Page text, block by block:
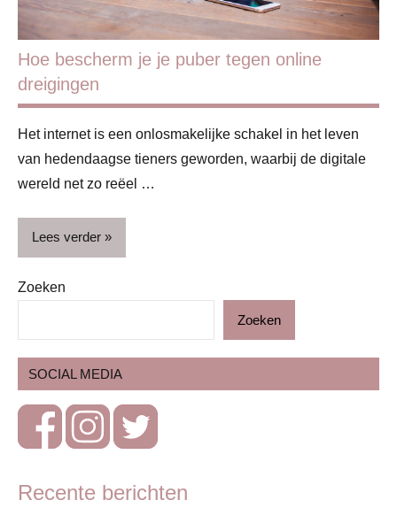
Hoe bescherm je je puber tegen online
dreigingen
Het internet is een onlosmakelijke schakel in het leven
van hedendaagse tieners geworden, waarbij de digitale
wereld net zo reëel …
Lees verder
Blog
Kinderen
Puber
Speelhoek
Veiligheid
Zoeken
Zoeken
SOCIAL MEDIA
Recente berichten